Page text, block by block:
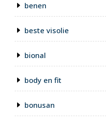
benen
beste visolie
bional
body en fit
bonusan